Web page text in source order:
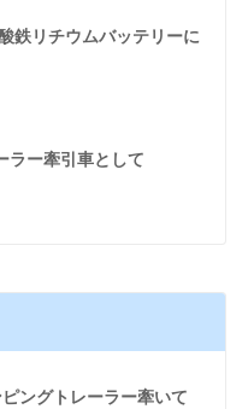
鉄リチウムバッテリーに
ラー牽引車として
ングトレーラー牽いて